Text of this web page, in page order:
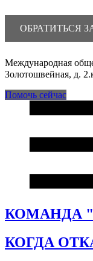
ОБРАТИТЬСЯ
Международная
Золотошвейная, д.
Помочь сейчас
КОМАНДА
КОГДА